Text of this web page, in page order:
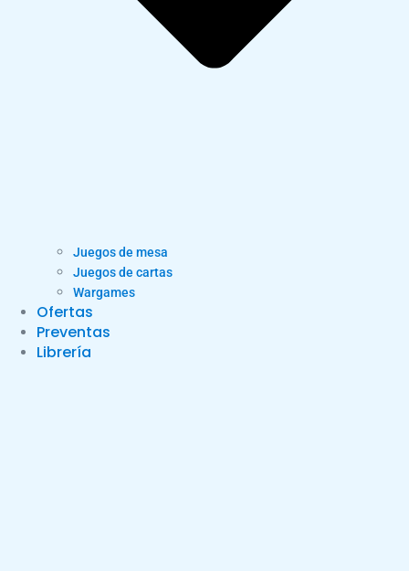
Juegos de mesa
Juegos de cartas
Wargames
Ofertas
Preventas
Librería